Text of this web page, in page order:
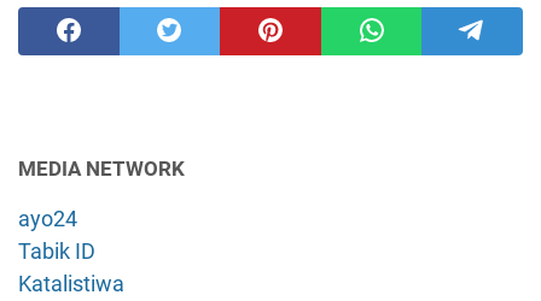
MEDIA NETWORK
ayo24
Tabik ID
Katalistiwa